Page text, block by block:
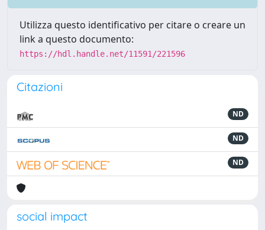
Utilizza questo identificativo per citare o creare un
link a questo documento:
https://hdl.handle.net/11591/221596
Citazioni
ND
ND
ND
social impact